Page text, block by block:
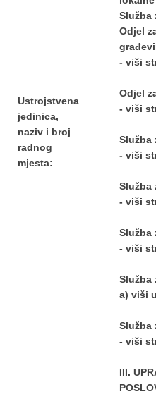
Ustrojstvena
jedinica,
naziv i broj
radnog
mjesta:
Služba
Odjel
- viši
Odjel
- viši
Služba
- viši
Služba
- viši
Služba
- viši
Služba
a) viši
Služba
- viši
III.